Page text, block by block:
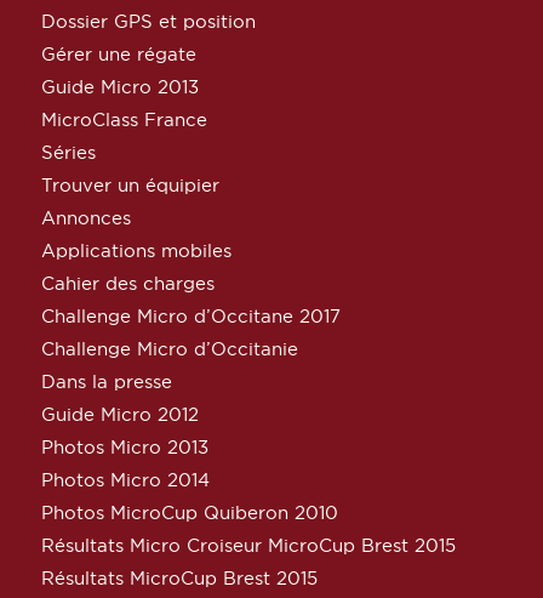
Dossier GPS et position
Gérer une régate
Guide Micro 2013
MicroClass France
Séries
Trouver un équipier
Annonces
Applications mobiles
Cahier des charges
Challenge Micro d’Occitane 2017
Challenge Micro d’Occitanie
Dans la presse
Guide Micro 2012
Photos Micro 2013
Photos Micro 2014
Photos MicroCup Quiberon 2010
Résultats Micro Croiseur MicroCup Brest 2015
Résultats MicroCup Brest 2015